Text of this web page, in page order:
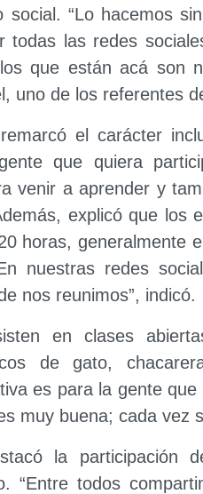
social. “Lo hacemos
todas las redes
que están acá son
uno de los referentes
el carácter
que quiera
venir a aprender y
explicó que los
horas, generalmente
nuestras redes
nos reunimos”, indicó.
en clases
de gato,
es para la gente
muy buena; cada vez
la
“Entre todos